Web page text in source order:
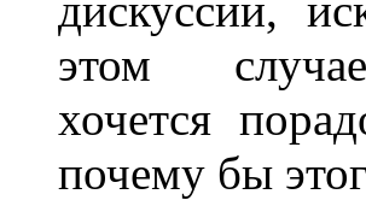
этом
хочется
почему бы